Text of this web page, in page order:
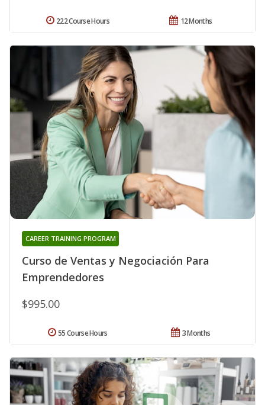
12 Months
222 Course Hours
Curso de Ventas y Negociación Para
Emprendedores
CAREER TRAINING PROGRAM
$995.00
3 Months
55 Course Hours